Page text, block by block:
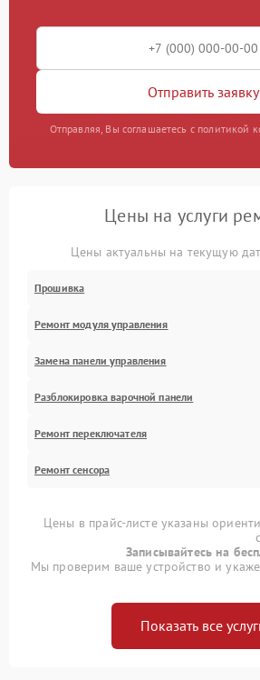
Отправить заявку
Отправляя, Вы соглашаетесь с политикой
Цены на услуги
Цены актуальны на текущую
Прошивка
Ремонт модуля управления
Замена панели управления
Разблокировка варочной панели
Ремонт переключателя
Ремонт сенсора
Цены в прайс-листе указаны
Записывайтесь на
Мы проверим ваше устройство и
Показать все